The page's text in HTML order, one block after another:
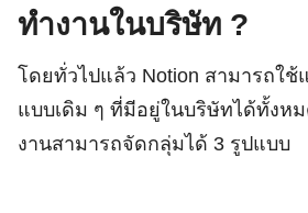
ทำงานในบริษัท ?
โดยทั่วไปแล้ว Notion สามารถใช้
แบบเดิม ๆ ที่มีอยู่ในบริษัทได้ทั้งห
งานสามารถจัดกลุ่มได้ 3 รูปแบบ